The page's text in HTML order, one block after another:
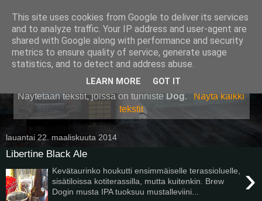
Pullollinen
Näytetään tekstit, joissa on tunniste Dog.
Näytä kaikki
tekstit
lauantai 22. maaliskuuta 2014
Libertine Black Ale
›
Kevätaurinko houkutti ensimmäiselle terassioluelle,
sisätiloissa kotiterassilla, mutta kuitenkin. Brew
Dogin musta IPA tuoksuu mustalleviini...
This site uses cookies from Google to deliver its services
and to analyze traffic. Your IP address and user-agent are
shared with Google along with performance and security
metrics to ensure quality of service, generate usage
statistics, and to detect and address abuse.
LEARN MORE GOT IT